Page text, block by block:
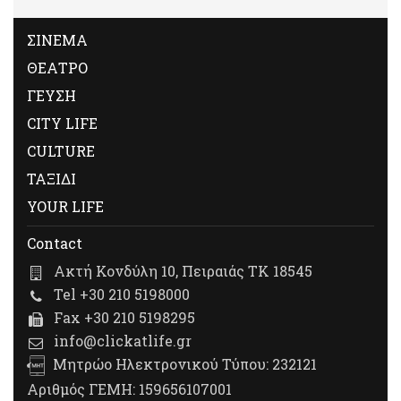
ΣΙΝΕΜΑ
ΘΕΑΤΡΟ
ΓΕΥΣΗ
CITY LIFE
CULTURE
ΤΑΞΙΔΙ
YOUR LIFE
Contact
Ακτή Κονδύλη 10, Πειραιάς ΤΚ 18545
Tel +30 210 5198000
Fax +30 210 5198295
info@clickatlife.gr
Μητρώο Ηλεκτρονικού Τύπου: 232121
Αριθμός ΓΕΜΗ: 159656107001